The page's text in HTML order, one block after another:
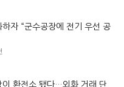
자 “군수공장에 전기 우선 공
이 환전소 됐다…외화 거래 단